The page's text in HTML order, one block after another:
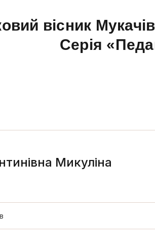
вісник
Серія
Микуліна